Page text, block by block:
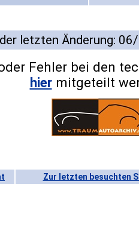
letzten Änderung:
Fehler bei den
hiermitgeteilt
Zur letzten besuchten